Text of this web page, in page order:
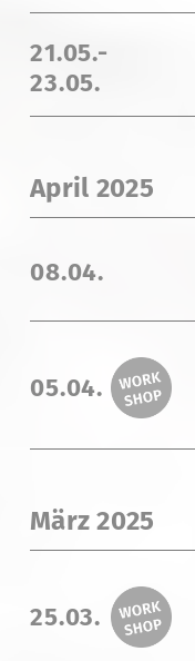
21.05.-
23.05.
April 2025
08.04.
05.04.
März 2025
25.03.